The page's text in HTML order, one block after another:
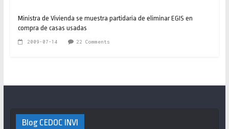
Ministra de Vivienda se muestra partidaria de eliminar EGIS en
compra de casas usadas
2009-07-14 22 Comments
Blog CEDOC INVI